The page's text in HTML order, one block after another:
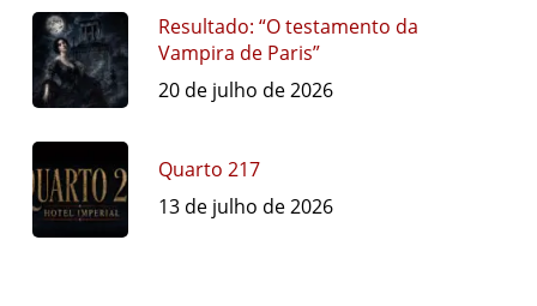
Resultado: “O testamento da
Vampira de Paris”
20 de julho de 2026
Quarto 217
13 de julho de 2026